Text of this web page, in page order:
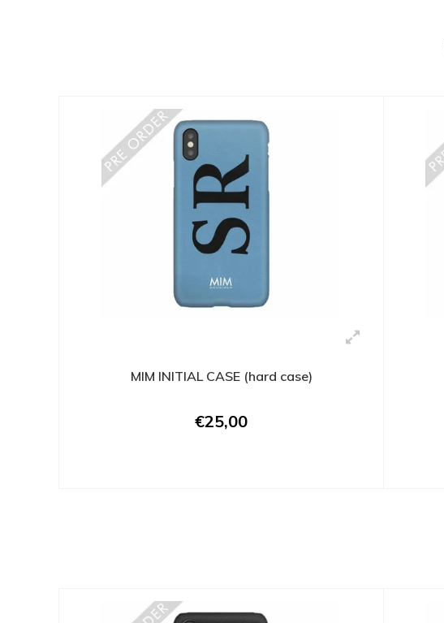
MIM INITIAL CASE (hard case)
€25,00